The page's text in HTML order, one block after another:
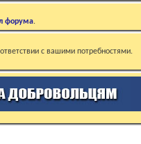
форума.
с вашими потребностями.